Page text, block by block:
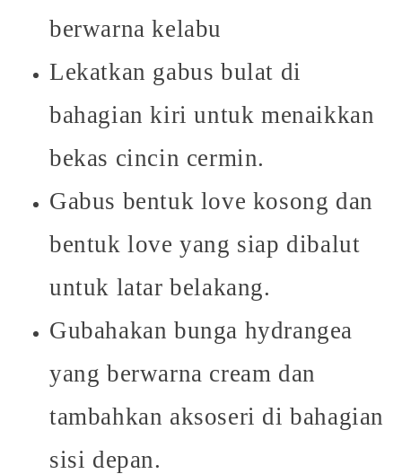
berwarna kelabu
Lekatkan gabus bulat di
bahagian kiri untuk menaikkan
bekas cincin cermin.
Gabus bentuk love kosong dan
bentuk love yang siap dibalut
untuk latar belakang.
Gubahakan bunga hydrangea
yang berwarna cream dan
tambahkan aksoseri di bahagian
sisi depan.